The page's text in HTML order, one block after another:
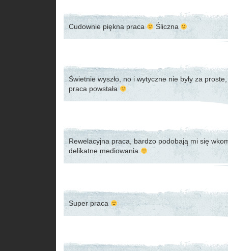
Cudownie piękna praca Śliczna
Świetnie wyszło, no i wytyczne nie były za
praca powstała
Rewelacyjna praca, bardzo podobają mi się
delikatne mediowania
Super praca